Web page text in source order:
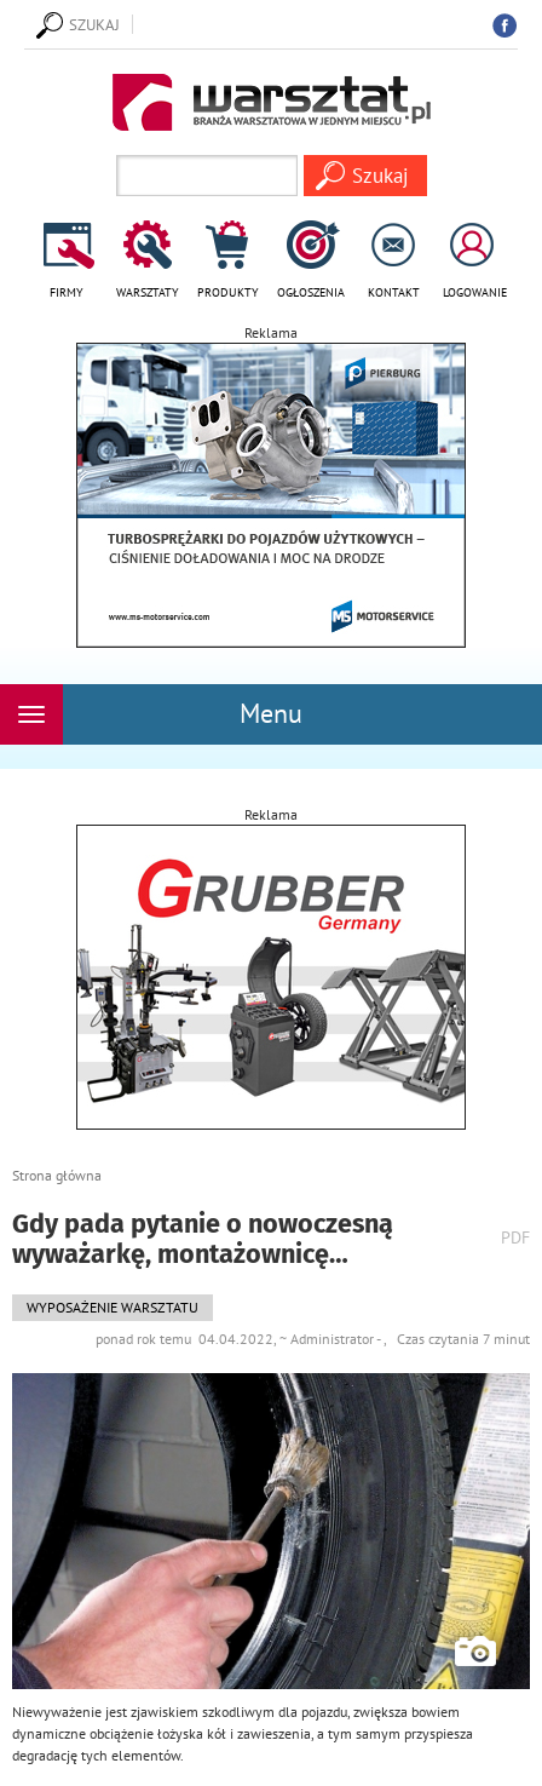
SZUKAJ
FIRMY WARSZTATY PRODUKTY OGŁOSZENIA KONTAKT LOGOWANIE
Reklama
Menu
Rozwiń
Reklama
Strona główna
Gdy pada pytanie o nowoczesną
wyważarkę, montażownicę…
PDF
WYPOSAŻENIE WARSZTATU
ponad rok temu 04.04.2022, ~ Administrator - , Czas czytania 7 minut
Niewyważenie jest zjawiskiem szkodliwym dla pojazdu, zwiększa bowiem
dynamiczne obciążenie łożyska kół i zawieszenia, a tym samym przyspiesza
degradację tych elementów.